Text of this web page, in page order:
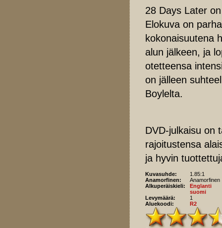
28 Days Later
Elokuva on
kokonaisuutena
alun jälkeen, ja
otetteensa
on jälleen
Boylelta.
DVD-julkaisu on
rajoitustensa
ja hyvin
Kuvasuhde:
1.85:1
Anamorfinen:
Anamorfinen
Alkuperäiskieli:
Englanti
suomi
Levymäärä:
1
Aluekoodi:
R2